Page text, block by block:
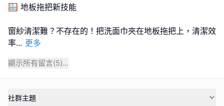
🪟 地板拖把新技能
窗紗清潔難？不存在的！把洗面巾夾在地板拖把上，清潔效
率... 更多
顯示所有留言(5)...
社群主題